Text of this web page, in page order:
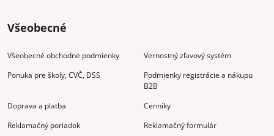
Všeobecné
Všeobecné obchodné podmienky
Vernostný zľavový systém
Ponuka pre školy, CVČ, DSS
Podmienky registrácie a nákupu
B2B
Doprava a platba
Cenníky
Reklamačný poriadok
Reklamačný formulár